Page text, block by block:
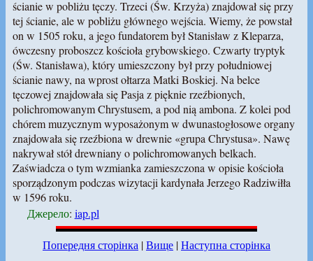
ścianie w pobliżu tęczy. Trzeci (Św. Krzyża) znajdował się przy
tej ścianie, ale w pobliżu głównego wejścia. Wiemy, że powstał
on w 1505 roku, a jego fundatorem był Stanisław z Kleparza,
ówczesny proboszcz kościoła grybowskiego. Czwarty tryptyk
(Św. Stanisława), który umieszczony był przy południowej
ścianie nawy, na wprost ołtarza Matki Boskiej. Na belce
tęczowej znajdowała się Pasja z pięknie rzeźbionych,
polichromowanym Chrystusem, a pod nią ambona. Z kolei pod
chórem muzycznym wyposażonym w dwunastogłosowe organy
znajdowała się rzeźbiona w drewnie «grupa Chrystusa». Nawę
nakrywał stół drewniany o polichromowanych belkach.
Zaświadcza o tym wzmianka zamieszczona w opisie kościoła
sporządzonym podczas wizytacji kardynała Jerzego Radziwiłła
w 1596 roku.
Джерело: iap.pl
Попередня сторінка |Вище |Наступна сторінка